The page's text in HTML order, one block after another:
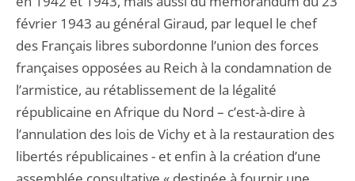
février 1943 au général Giraud, par lequel le chef
des Français libres subordonne l’union des forces
françaises opposées au Reich à la condamnation de
l’armistice, au rétablissement de la légalité
républicaine en Afrique du Nord – c’est-à-dire à
l’annulation des lois de Vichy et à la restauration des
libertés républicaines - et enfin à la création d’une